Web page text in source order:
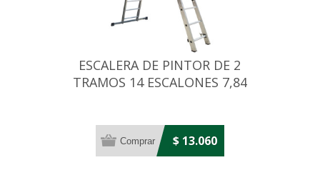
ESCALERA DE PINTOR DE 2
TRAMOS 14 ESCALONES 7,84
$ 13.060